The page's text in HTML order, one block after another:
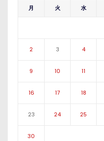
月 火 水
2 3 4
9 10 11
16 17 18
23 24 25
30